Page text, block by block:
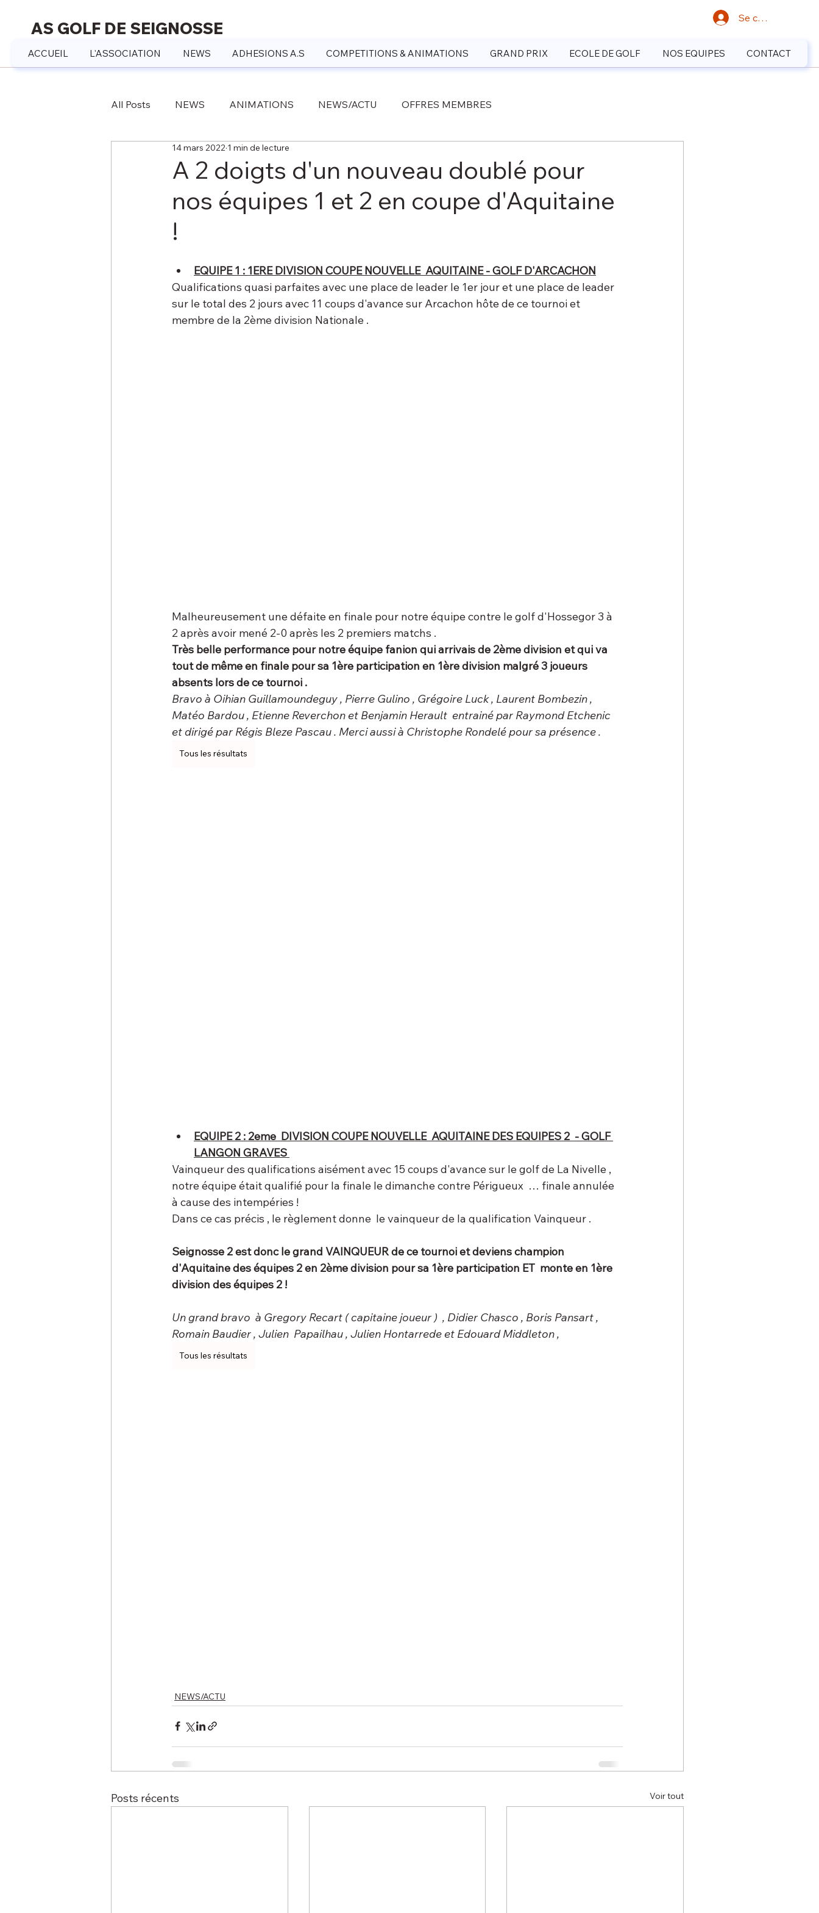
ACCUEIL L'ASSOCIATION NEWS ADHESIONS A.S COMPETITIONS & ANIMATIONS GRAND PRIX ECOLE DE GOLF NOS EQUIPES CONTACT
AS GOLF DE SEIGNOSSE
Se connecter
All Posts NEWS ANIMATIONS NEWS/ACTU OFFRES MEMBRES
A 2 doigts d'un nouveau doublé pour
nos équipes 1 et 2 en coupe d'Aquitaine
!
14 mars 2022 1 min de lecture
EQUIPE 1 : 1ERE DIVISION COUPE NOUVELLE  AQUITAINE - GOLF D'ARCACHON
Qualifications quasi parfaites avec une place de leader le 1er jour et une place de leader
sur le total des 2 jours avec 11 coups d'avance sur Arcachon hôte de ce tournoi et
membre de la 2ème division Nationale .
Malheureusement une défaite en finale pour notre équipe contre le golf d'Hossegor 3 à
2 après avoir mené 2-0 après les 2 premiers matchs .
Très belle performance pour notre équipe fanion qui arrivais de 2ème division et qui va
tout de même en finale pour sa 1ère participation en 1ère division malgré 3 joueurs
absents lors de ce tournoi .
Bravo à Oihian Guillamoundeguy , Pierre Gulino , Grégoire Luck , Laurent Bombezin ,
Matéo Bardou , Etienne Reverchon et Benjamin Herault  entrainé par Raymond Etchenic
et dirigé par Régis Bleze Pascau . Merci aussi à Christophe Rondelé pour sa présence .
Tous les résultats
EQUIPE 2 : 2eme  DIVISION COUPE NOUVELLE  AQUITAINE DES EQUIPES 2  - GOLF
LANGON GRAVES
Vainqueur des qualifications aisément avec 15 coups d'avance sur le golf de La Nivelle ,
notre équipe était qualifié pour la finale le dimanche contre Périgueux  … finale annulée
à cause des intempéries !
Dans ce cas précis , le règlement donne  le vainqueur de la qualification Vainqueur .
Seignosse 2 est donc le grand VAINQUEUR de ce tournoi et deviens champion
d'Aquitaine des équipes 2 en 2ème division pour sa 1ère participation ET  monte en 1ère
division des équipes 2 !
Un grand bravo  à Gregory Recart ( capitaine joueur )  , Didier Chasco , Boris Pansart ,
Romain Baudier , Julien  Papailhau , Julien Hontarrede et Edouard Middleton ,
Tous les résultats
NEWS/ACTU
Posts récents Voir tout